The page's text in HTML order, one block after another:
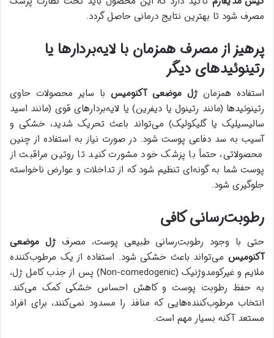
مصرف شود تا بهترین نتایج درمانی حاصل گردد.
پرهیز از مصرف همزمان با لایه‌بردارها یا
رتینوئیدهای دیگر
استفاده همزمانژل موضعی آکنومیس با سایر محصولات حاوی
رتینوئیدها (مانند رتینول یا دیفرین) یا لایه‌بردارهای قوی (مانند اسید
سالیسیلیک یا گلیکولیک) می‌تواند باعث تحریک شدید، خشکی و
آسیب به سد دفاعی پوست شود. در صورت نیاز به استفاده از چنین
محصولاتی، حتماً با پزشک خود مشورت کنید تا روتین مراقبت از
پوست شما به گونه‌ای تنظیم شود که از تداخلات و عوارض ناخواسته
جلوگیری شود.
رطوبت‌رسانی کافی
حتی با وجود رطوبت‌رسانی طبیعی پوست، مصرفژل موضعی
آکنومیس می‌تواند باعث خشکی شود. استفاده از یک مرطوب‌کننده
ملایم و غیرکومدوژنیک (Non-comedogenic) پس از جذب کامل ژل،
به حفظ رطوبت پوست و کاهش احساس خشکی کمک می‌کند.
انتخاب مرطوب‌کننده‌هایی که منافذ را مسدود نمی‌کنند، برای افراد
مستعد آکنه بسیار مهم است.